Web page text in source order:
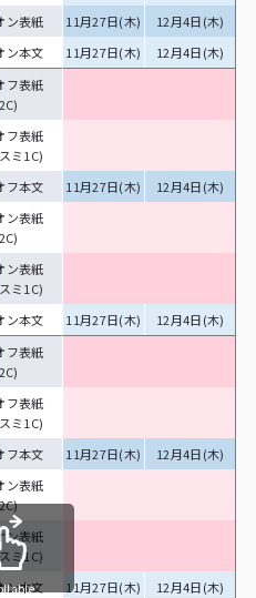
ン表紙
11月27日(木) 12月4日(木)
ン本文
11月27日(木) 12月4日(木)
フ表紙
フ表紙
ミ1C)
フ本文
11月27日(木) 12月4日(木)
ン表紙
ン表紙
ミ1C)
ン本文
11月27日(木) 12月4日(木)
フ表紙
フ表紙
ミ1C)
フ本文
11月27日(木) 12月4日(木)
ン表紙
ン表紙
ミ1C)
ン本文
11月27日(木) 12月4日(木)